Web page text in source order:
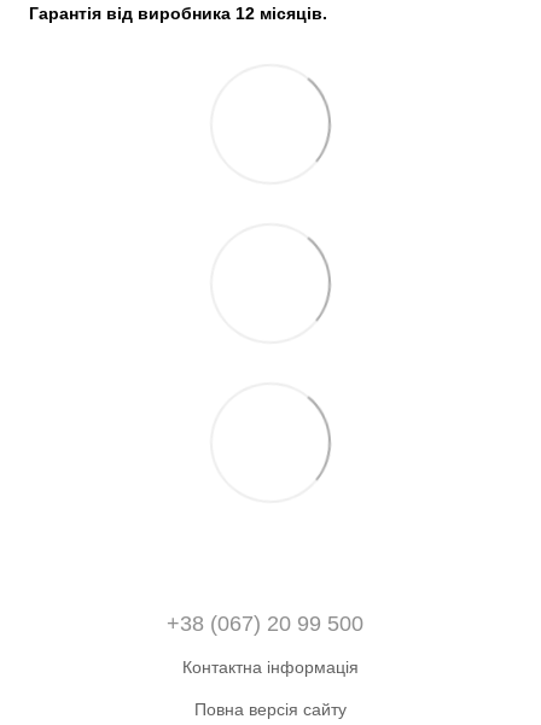
Гарантія від виробника 12 місяців.
+38 (067) 20 99 500
Контактна інформація
Повна версія сайту